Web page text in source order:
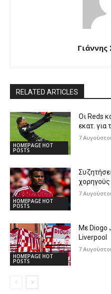
Γιάννης
RELATED ARTICLES
HOMEPAGE HOT
POSTS
Οι Reds
εκατ. για
7
HOMEPAGE HOT
POSTS
7
HOMEPAGE HOT
POSTS
Με Diogo
Liverpool
7